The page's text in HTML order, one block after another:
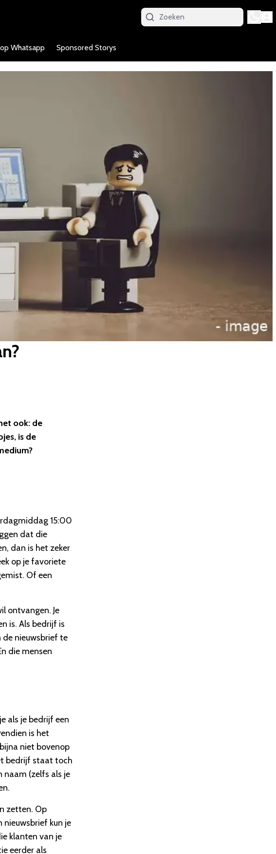
Whatsapp Sponsored Storys
ook: de
is de
15:00
dat die
dan is het zeker
op je favoriete
Of een
ontvangen. Je
is. Als bedrijf is
nieuwsbrief te
die mensen
als je bedrijf een
is het
niet bovenop
bedrijf staat toch
naam (zelfs als je
zetten. Op
nieuwsbrief kun je
klanten van je
eerder als